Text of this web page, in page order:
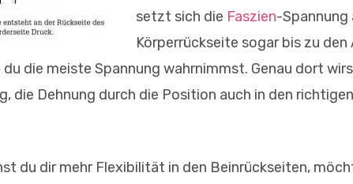
setzt sich die Faszien-Spannung
Körperrückseite sogar bis zu den
die meiste Spannung wahrnimmst. Genau dort
die Dehnung durch die Position auch in den
du dir mehr Flexibilität in den Beinrückseiten,